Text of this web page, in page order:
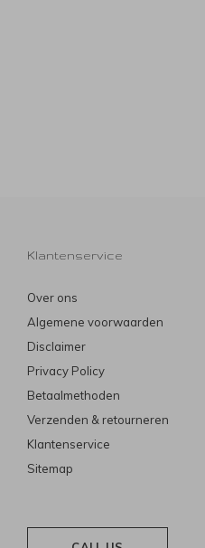
Klantenservice
Over ons
Algemene voorwaarden
Disclaimer
Privacy Policy
Betaalmethoden
Verzenden & retourneren
Klantenservice
Sitemap